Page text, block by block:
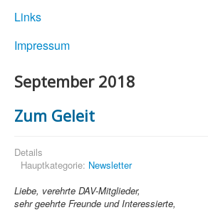
Links
Impressum
September 2018
Zum Geleit
Details
Hauptkategorie: Newsletter
Liebe, verehrte DAV-Mitglieder,
sehr geehrte Freunde und Interessierte,